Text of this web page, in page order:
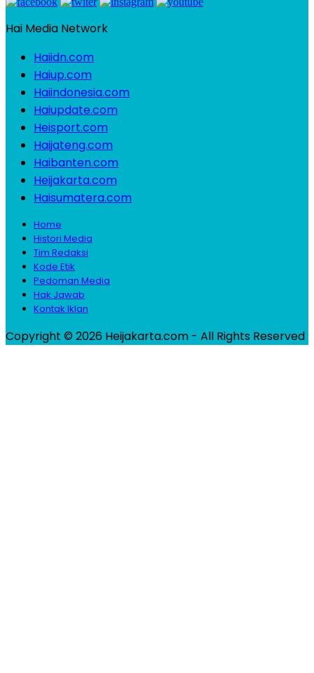
Hai Media Network
Haiidn.com
Haiup.com
Haiindonesia.com
Haiupdate.com
Heisport.com
Haijateng.com
Haibanten.com
Heijakarta.com
Haisumatera.com
Home
Histori Media
Tim Redaksi
Kode Etik
Pedoman Media
Hak Jawab
Kontak Iklan
Copyright © 2026 Heijakarta.com - All Rights Reserved